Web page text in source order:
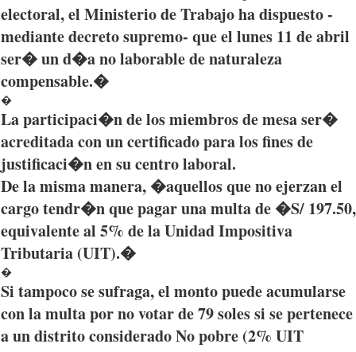
electoral, el MinisteriodeTrabajohadispuesto-
mediantedecretosupremo- queel lunes 11 deabril
ser�und�anolaborabledenaturaleza
compensable.�
�
Laparticipaci�nde losmiembrosde mesaser�
acreditadacon uncertificadoparalos fines de
justificaci�nensucentrolaboral.
De lamismamanera, �aquellosquenoejerzanel
cargotendr�nquepagarunamultade �S/ 197.50,
equivalenteal 5% de laUnidadImpositiva
Tributaria (UIT).�
�
Si tampocosesufraga, el montopuedeacumularse
con lamultapornovotarde 79 solessi sepertenece
a undistritoconsideradoNopobre (2% UIT